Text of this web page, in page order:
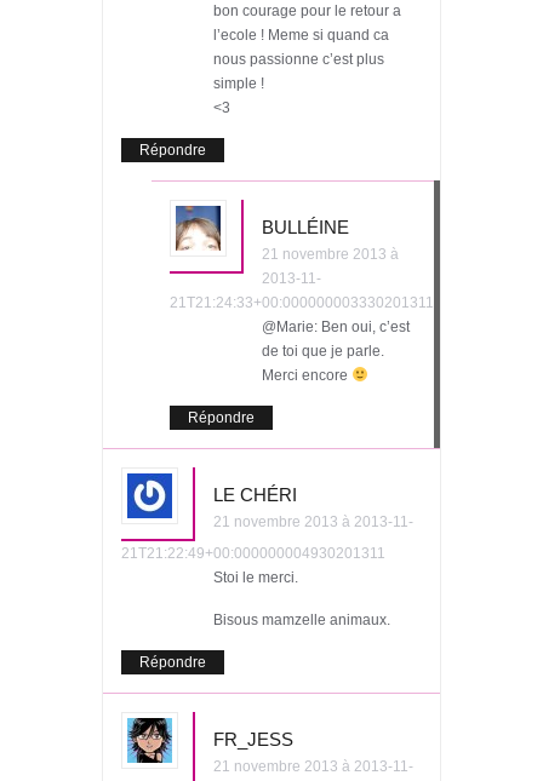
bon courage pour le retour a
l’ecole ! Meme si quand ca
nous passionne c’est plus
simple !
<3
Répondre
BULLÉINE
21 novembre 2013 à
2013-11-
21T21:24:33+00:000000003330201311
@Marie: Ben oui, c’est
de toi que je parle.
Merci encore
Répondre
LE CHÉRI
21 novembre 2013 à 2013-11-
21T21:22:49+00:000000004930201311
Stoi le merci.
Bisous mamzelle animaux.
Répondre
FR_JESS
21 novembre 2013 à 2013-11-